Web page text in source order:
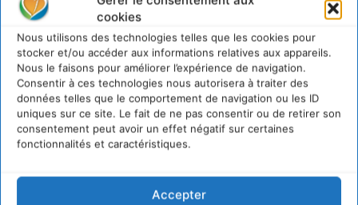
cookies
Nous utilisons des technologies telles que les cookies pour
stocker et/ou accéder aux informations relatives aux appareils.
Nous le faisons pour améliorer l’expérience de navigation.
Consentir à ces technologies nous autorisera à traiter des
données telles que le comportement de navigation ou les ID
uniques sur ce site. Le fait de ne pas consentir ou de retirer son
consentement peut avoir un effet négatif sur certaines
fonctionnalités et caractéristiques.
Accepter
Connecter pour laisser un commentaire
LAISSER UN COMMENTAIRE
CONNECTER POUR LAISSER UN COMMENTAIRE